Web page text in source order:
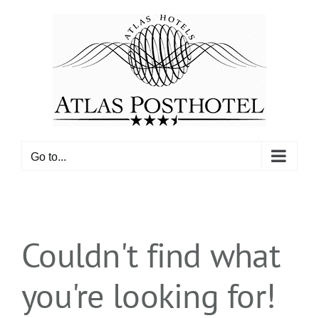
Go to...
Couldn't find what
you're looking for!